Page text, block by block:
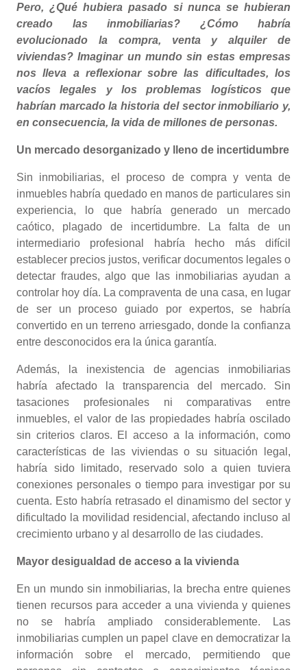
Pero, ¿Qué hubiera pasado si nunca se hubieran
creado las inmobiliarias? ¿Cómo habría
evolucionado la compra, venta y alquiler de
viviendas? Imaginar un mundo sin estas empresas
nos lleva a reflexionar sobre las dificultades, los
vacíos legales y los problemas logísticos que
habrían marcado la historia del sector inmobiliario y,
en consecuencia, la vida de millones de personas.
Un mercado desorganizado y lleno de incertidumbre
Sin inmobiliarias, el proceso de compra y venta de
inmuebles habría quedado en manos de particulares sin
experiencia, lo que habría generado un mercado
caótico, plagado de incertidumbre. La falta de un
intermediario profesional habría hecho más difícil
establecer precios justos, verificar documentos legales o
detectar fraudes, algo que las inmobiliarias ayudan a
controlar hoy día. La compraventa de una casa, en lugar
de ser un proceso guiado por expertos, se habría
convertido en un terreno arriesgado, donde la confianza
entre desconocidos era la única garantía.
Además, la inexistencia de agencias inmobiliarias
habría afectado la transparencia del mercado. Sin
tasaciones profesionales ni comparativas entre
inmuebles, el valor de las propiedades habría oscilado
sin criterios claros. El acceso a la información, como
características de las viviendas o su situación legal,
habría sido limitado, reservado solo a quien tuviera
conexiones personales o tiempo para investigar por su
cuenta. Esto habría retrasado el dinamismo del sector y
dificultado la movilidad residencial, afectando incluso al
crecimiento urbano y al desarrollo de las ciudades.
Mayor desigualdad de acceso a la vivienda
En un mundo sin inmobiliarias, la brecha entre quienes
tienen recursos para acceder a una vivienda y quienes
no se habría ampliado considerablemente. Las
inmobiliarias cumplen un papel clave en democratizar la
información sobre el mercado, permitiendo que